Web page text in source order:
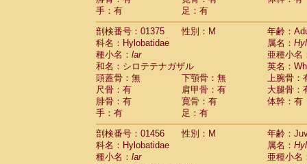
CercopithecidaeMacaca sinica (0)
CercopithecidaeMacaca sylvanus
CercopithecidaeMacaca thibetana (0)
Cercopithecidae Macaca tonkeana (0)
Cercopithecidae hybrid(1)
Cercopithecidae (0)
CercopithecidaeAllenopithecus
CercopithecidaeCercopithecus
CercopithecidaeCercopithecus
CercopithecidaeCercopithecus
CercopithecidaeCercopithecus diana
CercopithecidaeCercopithecus
Cercopithecidae
Cercopithecus
手：有
足：有
剖検番号：01375
性別：M
年齢：
科名：Hylobatidae
属名：
種小名： lar
亜種小名
和名：シロテテナガザル
英名：
頭蓋骨：無
下顎骨：無
上腕骨：
尺骨：有
肩甲骨：有
大腿骨：
腓骨：有
寛骨：有
体幹：有
手：有
足：有
剖検番号：01456
性別：M
年齢：
科名：Hylobatidae
属名：
種小名： lar
亜種小名